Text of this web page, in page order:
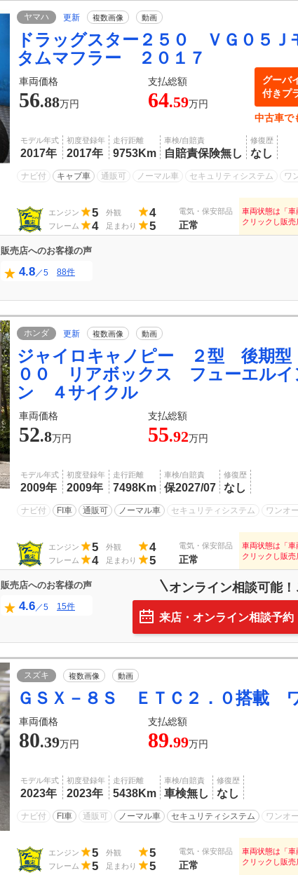
ヤマハ 更新 複数画像 動画
ドラッグスター２５０ ＶＧ０５
タムマフラー ２０１７
車両価格 支払総額
56.88万円 64.59万円
モデル年式
2017年
初度登録年
2017年
走行距離
9753Km
車検/自賠責
自賠責保険無し
修復歴
なし
ナビ付 キャブ車 通販可 ノーマル車 セキュリティシステム ワ
グーバ
付きプ
中古車で
エンジン 5 外観 4
フレーム 4 足まわり 5
電気・保安部品
正常
車両状態は「車
クリックし販売
販売店へのお客様の声
4.8／5 88件
ホンダ 更新 複数画像 動画
ジャイロキャノピー ２型 後期型
００ リアボックス フューエルイ
ン ４サイクル
車両価格 支払総額
52.8万円 55.92万円
モデル年式
2009年
初度登録年
2009年
走行距離
7498Km
車検/自賠責
保2027/07
修復歴
なし
ナビ付 FI車 通販可 ノーマル車 セキュリティシステム ワンオ
エンジン 5 外観 4
フレーム 4 足まわり 5
電気・保安部品
正常
車両状態は「車
クリックし販売
販売店へのお客様の声
4.6／5 15件
オンライン相談可能
来店・オンライン相談予約
スズキ 複数画像 動画
ＧＳＸ－８Ｓ ＥＴＣ２．０搭載
車両価格 支払総額
80.39万円 89.99万円
モデル年式
2023年
初度登録年
2023年
走行距離
5438Km
車検/自賠責
車検無し
修復歴
なし
ナビ付 FI車 通販可 ノーマル車 セキュリティシステム ワンオ
エンジン 5 外観 5
フレーム 5 足まわり 5
電気・保安部品
正常
車両状態は「車
クリックし販売